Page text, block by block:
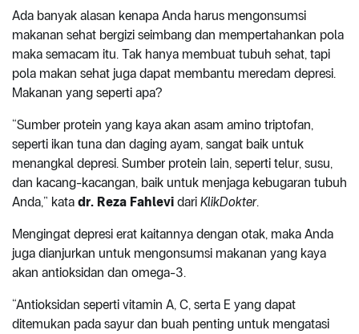
Ada banyak alasan kenapa Anda harus mengonsumsi
makanan sehat bergizi seimbang dan mempertahankan pola
maka semacam itu. Tak hanya membuat tubuh sehat, tapi
pola makan sehat juga dapat membantu meredam depresi.
Makanan yang seperti apa?
“Sumber protein yang kaya akan asam amino triptofan,
seperti ikan tuna dan daging ayam, sangat baik untuk
menangkal depresi. Sumber protein lain, seperti telur, susu,
dan kacang-kacangan, baik untuk menjaga kebugaran tubuh
Anda,” kata dr. Reza Fahlevi dari KlikDokter.
Mengingat depresi erat kaitannya dengan otak, maka Anda
juga dianjurkan untuk mengonsumsi makanan yang kaya
akan antioksidan dan omega-3.
“Antioksidan seperti vitamin A, C, serta E yang dapat
ditemukan pada sayur dan buah penting untuk mengatasi